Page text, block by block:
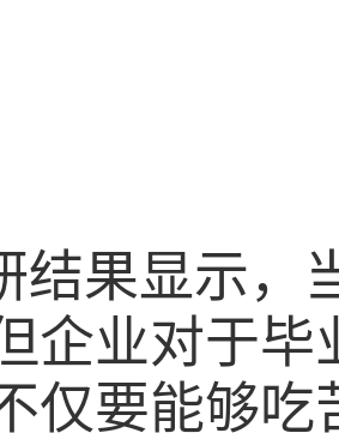
结果显示，
企业对于毕
仅要能够吃